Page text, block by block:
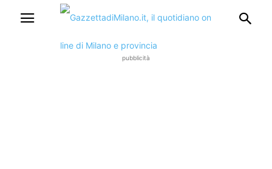
pubblicità